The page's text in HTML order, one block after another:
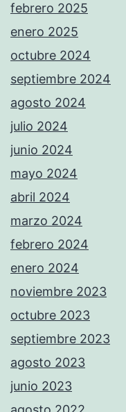
febrero 2025
enero 2025
octubre 2024
septiembre 2024
agosto 2024
julio 2024
junio 2024
mayo 2024
abril 2024
marzo 2024
febrero 2024
enero 2024
noviembre 2023
octubre 2023
septiembre 2023
agosto 2023
junio 2023